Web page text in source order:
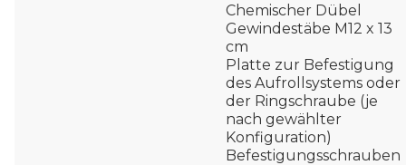
Chemischer Dübel
Gewindestäbe M12 x 13
cm
Platte zur Befestigung
des Aufrollsystems oder
der Ringschraube (je
nach gewählter
Konfiguration)
Befestigungsschrauben